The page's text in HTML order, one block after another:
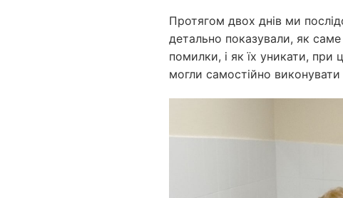
Протягом двох днів ми
детально показували, як
помилки, і як їх уникати, при
могли самостійно